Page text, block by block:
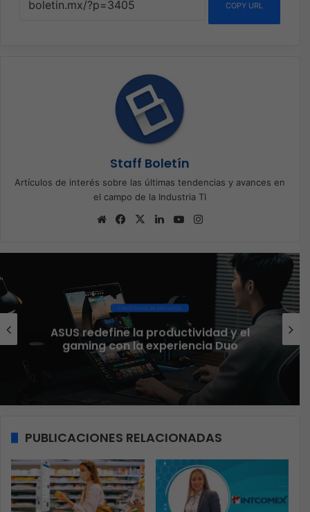
COPY URL
Staff Boletín
Artículos de interés sobre las últimas tendencias y avances en
el campo de la Industria TI
Sitio
Facebook
X LinkedInYouTube
y el
Ciberseguridad
El 73% de las empresas en
aseguran que el phishing
funcionando
PUBLICACIONES RELACIONADAS